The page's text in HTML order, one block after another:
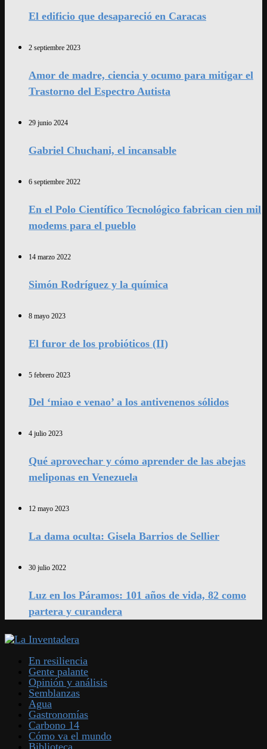
El edificio que desapareció en Caracas
2 septiembre 2023
Amor de madre, ciencia y ocumo para mitigar el
Trastorno del Espectro Autista
29 junio 2024
Gabriel Chuchani, el incansable
6 septiembre 2022
En el Polo Científico Tecnológico fabrican cien mil
modems para el pueblo
14 marzo 2022
Simón Rodríguez y la química
8 mayo 2023
El furor de los probióticos (II)
5 febrero 2023
Del ‘miao e venao’ a los antivenenos sólidos
4 julio 2023
Qué aprovechar y cómo aprender de las abejas
meliponas en Venezuela
12 mayo 2023
La dama oculta: Gisela Barrios de Sellier
30 julio 2022
Luz en los Páramos: 101 años de vida, 82 como
partera y curandera
En resiliencia
Gente palante
Opinión y análisis
Semblanzas
Agua
Gastronomías
Carbono 14
Cómo va el mundo